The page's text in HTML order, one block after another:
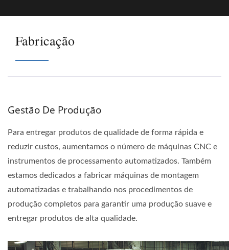
Fabricação
Gestão De Produção
Para entregar produtos de qualidade de forma rápida e
reduzir custos, aumentamos o número de máquinas CNC e
instrumentos de processamento automatizados. Também
estamos dedicados a fabricar máquinas de montagem
automatizadas e trabalhando nos procedimentos de
produção completos para garantir uma produção suave e
entregar produtos de alta qualidade.